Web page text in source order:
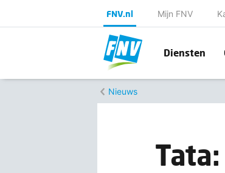
FNV.nl Mijn FNV
Diensten
Nieuws